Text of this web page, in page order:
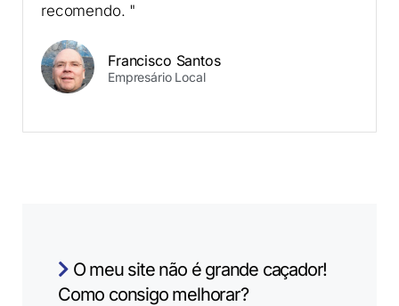
recomendo. "
Francisco Santos
Empresário Local
O meu site não é grande caçador!
Como consigo melhorar?